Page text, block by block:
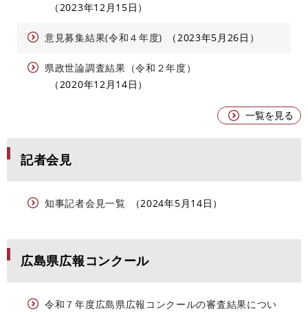
2023年12月15日
意見募集結果(令和４年度) 2023年5月26日
県政世論調査結果（令和２年度）
2020年12月14日
一覧を見る
記者会見
知事記者会見一覧 2024年5月14日
広島県広報コンクール
令和７年度広島県広報コンクールの審査結果につい